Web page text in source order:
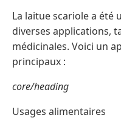
La laitue scariole a été
diverses applications,
médicinales. Voici un
principaux :
core/heading
Usages alimentaires